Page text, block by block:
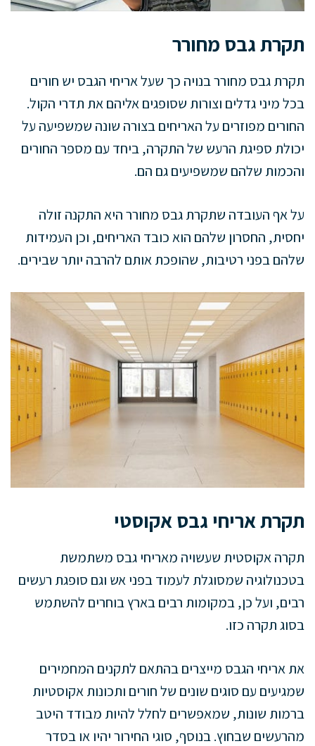
תקרת גבס מחורר
תקרת גבס מחורר בנויה כך שעל אריחי הגבס יש חורים
בכל מיני גדלים וצורות שסופגים אליהם את תדרי הקול.
החורים מפוזרים על האריחים בצורה שונה שמשפיעה על
יכולת ספיגת הרעש של התקרה, ביחד עם מספר החורים
והכמות שלהם שמשפיעים גם הם.
על אף העובדה שתקרת גבס מחורר היא התקנה זולה
יחסית, החסרון שלהם הוא כובד האריחים, וכן העמידות
שלהם בפני רטיבות, שהופכת אותם להרבה יותר שבירים.
תקרת אריחי גבס אקוסטי
תקרה אקוסטית שעשויה מאריחי גבס משתמשת
בטכנולוגיה שמסוגלת לעמוד בפני אש וגם סופגת רעשים
רבים, ועל כן, במקומות רבים בארץ בוחרים להשתמש
בסוג תקרה כזו.
את אריחי הגבס מייצרים בהתאם לתקנים המחמירים
שמגיעים עם סוגים שונים של חורים ותכונות אקוסטיות
ברמות שונות, שמאפשרים לחלל להיות מבודד היטב
מהרעשים שבחוץ. בנוסף, סוגי החירור יהיו או בסדר